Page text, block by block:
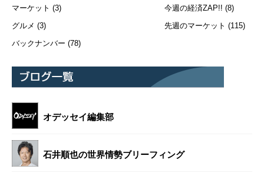
マーケット (3)
グルメ (3)
バックナンバー (78)
今週の経済ZAP!! (8)
先週のマーケット (115)
オデッセイ編集部
石井順也の世界情勢ブリーフィング